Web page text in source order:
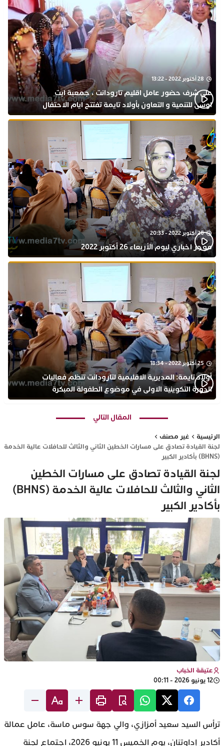
28 أكتوبر 2022 - 13:22
على شرف حضور عامل اقليم تارودانت ، جمعية ايت
اوسى للتنمية و التعاون بأولاد تايمة تفتتح ايام الاحتفال
بذكرى المولد النبوي
26 أكتوبر 2022 - 20:33
موجز اخباري ليوم الأربعاء 26 أكتوبر 2022
25 أكتوبر 2022 - 18:34
أولاد تايمة: المديرية الاقليمية لتارودانت تنظم فعاليات
الدورة التكوينية الاولى في موضوع الطفولة المبكرة
بمركز التكوين ثانوية الحسن الثاني التأهيلية
المقال التالي
الرئيسية
غير مصنف
لجنة القيادة تصادق على مسارات الخطين الثاني والثالث للحافلات عالية الخدمة
(BHNS) بأكادير الكبير
لجنة القيادة تصادق على مسارات الخطين
الثاني والثالث للحافلات عالية الخدمة (BHNS)
بأكادير الكبير
عتيقة الخباب
12 يونيو 2026 - 00:11
ترأس السيد سعيد أمزازي، والي جهة سوس ماسة، عامل عمالة
أكادير إداوتنان، يوم الخميس 11 يونيو 2026، اجتماع لجنة